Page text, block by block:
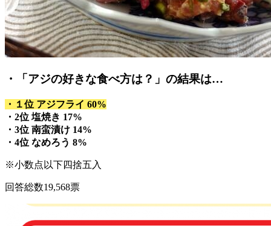
・「アジの好きな食べ方は？」の結果は…
・１位 アジフライ 60%
・2位 塩焼き 17%
・3位 南蛮漬け 14%
・4位 なめろう 8%
※小数点以下四捨五入
回答総数19,568票